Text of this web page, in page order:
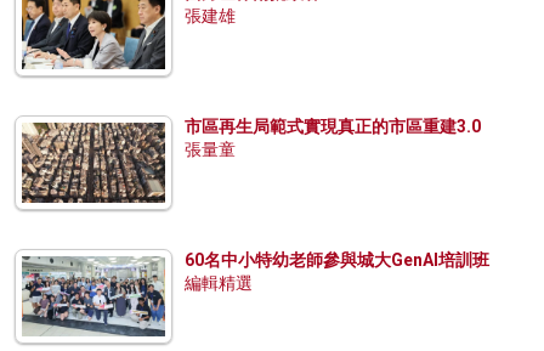
張建雄
市區再生局範式實現真正的市區重建3.0
張量童
60名中小特幼老師參與城大GenAI培訓班
編輯精選